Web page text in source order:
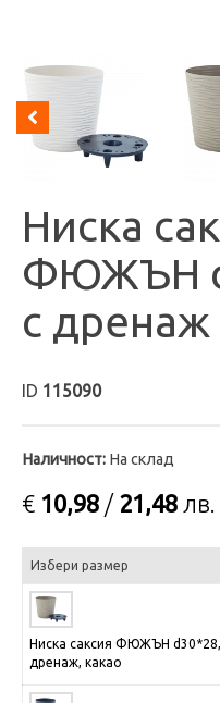
Ниска
ФЮЖЪН
с дренаж
ID 115090
Наличност: На склад
€ 10,98 / 21,48 лв.
Избери размер
Ниска саксия ФЮЖЪН
дренаж, какао